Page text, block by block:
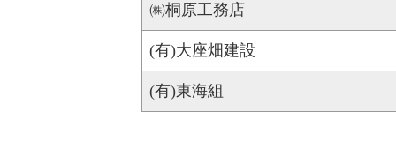
㈱桐原工務店
(有)大座畑建設
(有)東海組